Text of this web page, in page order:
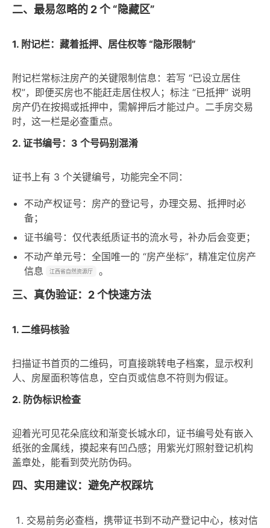
二、最易忽略的 2 个 “隐藏区”
1. 附记栏：藏着抵押、居住权等 “隐形限制”
附记栏常标注房产的关键限制信息：若写 “已设立居住
权”，即便买房也不能赶走居住权人；标注 “已抵押” 说明
房产仍在按揭或抵押中，需解押后才能过户。二手房交易
时，这一栏是必查重点。
2. 证书编号：3 个号码别混淆
证书上有 3 个关键编号，功能完全不同：
不动产权证号：房产的登记号，办理交易、抵押时必
备；
证书编号：仅代表纸质证书的流水号，补办后会变更；
不动产单元号：全国唯一的 “房产坐标”，精准定位房产
信息
江西省自然资源厅 。
三、真伪验证：2 个快速方法
1. 二维码核验
扫描证书首页的二维码，可直接跳转电子档案，显示权利
人、房屋面积等信息，空白页或信息不符则为假证。
2. 防伪标识检查
迎着光可见花朵底纹和渐变长城水印，证书编号处有嵌入
纸张的金属线，摸起来有凹凸感；用紫光灯照射登记机构
盖章处，能看到荧光防伪码。
四、实用建议：避免产权踩坑
交易前务必查档，携带证书到不动产登记中心，核对信